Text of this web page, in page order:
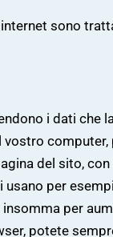
sono
i dati che
del sito,
usano per
per
potete